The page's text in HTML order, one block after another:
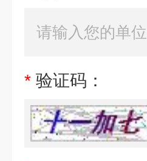
* 验证码：